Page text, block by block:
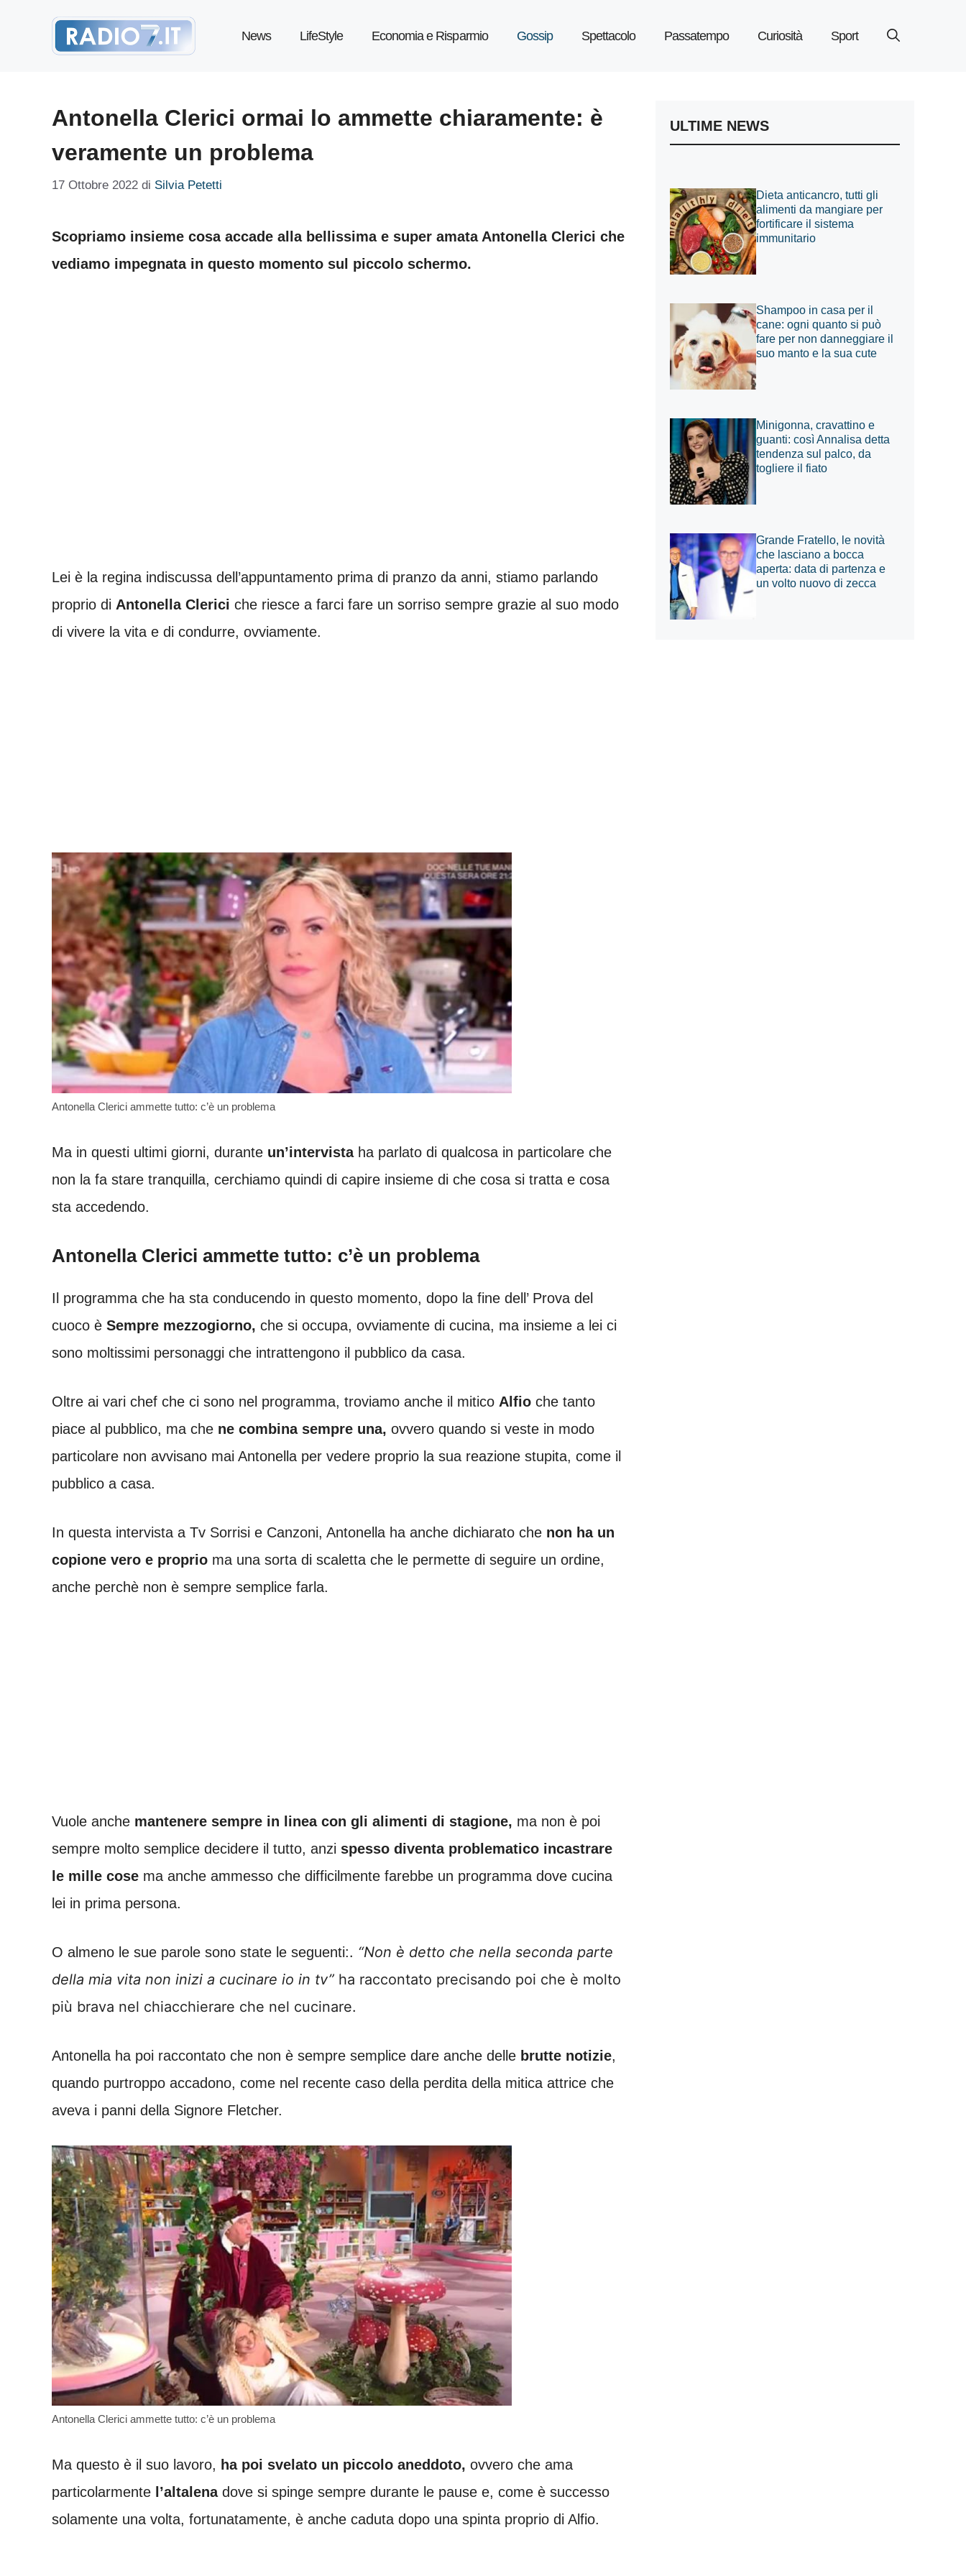
News LifeStyle Economia e Risparmio Gossip Spettacolo Passatempo Curiosità Sport
Antonella Clerici ormai lo ammette chiaramente: è
veramente un problema
17 Ottobre 2022 di Silvia Petetti
Scopriamo insieme cosa accade alla bellissima e super amata Antonella Clerici che
vediamo impegnata in questo momento sul piccolo schermo.
Lei è la regina indiscussa dell’appuntamento prima di pranzo da anni, stiamo parlando
proprio di Antonella Clerici che riesce a farci fare un sorriso sempre grazie al suo modo
di vivere la vita e di condurre, ovviamente.
Antonella Clerici ammette tutto: c’è un problema
Ma in questi ultimi giorni, durante un’intervistaha parlato di qualcosa in particolare che
non la fa stare tranquilla, cerchiamo quindi di capire insieme di che cosa si tratta e cosa
sta accedendo.
Antonella Clerici ammette tutto: c’è un problema
Il programma che ha sta conducendo in questo momento, dopo la fine dell’ Prova del
cuoco è Sempre mezzogiorno, che si occupa, ovviamente di cucina, ma insieme a lei ci
sono moltissimi personaggi che intrattengono il pubblico da casa.
Oltre ai vari chef che ci sono nel programma, troviamo anche il mitico Alfio che tanto
piace al pubblico, ma che ne combina sempre una, ovvero quando si veste in modo
particolare non avvisano mai Antonella per vedere proprio la sua reazione stupita, come il
pubblico a casa.
In questa intervista a Tv Sorrisi e Canzoni, Antonella ha anche dichiarato che non ha un
copione vero e proprio ma una sorta di scaletta che le permette di seguire un ordine,
anche perchè non è sempre semplice farla.
Vuole anche mantenere sempre in linea con gli alimenti di stagione, ma non è poi
sempre molto semplice decidere il tutto, anzi spesso diventa problematico incastrare
le mille cose ma anche ammesso che difficilmente farebbe un programma dove cucina
lei in prima persona.
O almeno le sue parole sono state le seguenti:. “Non è detto che nella seconda parte
della mia vita non inizi a cucinare io in tv” ha raccontato precisando poi che è molto
più brava nel chiacchierare che nel cucinare.
Antonella ha poi raccontato che non è sempre semplice dare anche delle brutte notizie,
quando purtroppo accadono, come nel recente caso della perdita della mitica attrice che
aveva i panni della Signore Fletcher.
Antonella Clerici ammette tutto: c’è un problema
Ma questo è il suo lavoro, ha poi svelato un piccolo aneddoto, ovvero che ama
particolarmente l’altalenadove si spinge sempre durante le pause e, come è successo
solamente una volta, fortunatamente, è anche caduta dopo una spinta proprio di Alfio.
ULTIME NEWS
Dieta anticancro, tutti gli
alimenti da mangiare per
fortificare il sistema
immunitario
Shampoo in casa per il
cane: ogni quanto si può
fare per non danneggiare il
suo manto e la sua cute
Minigonna, cravattino e
guanti: così Annalisa detta
tendenza sul palco, da
togliere il fiato
Grande Fratello, le novità
che lasciano a bocca
aperta: data di partenza e
un volto nuovo di zecca